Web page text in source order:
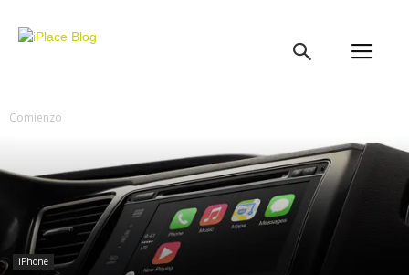
Comienzo
iPhone